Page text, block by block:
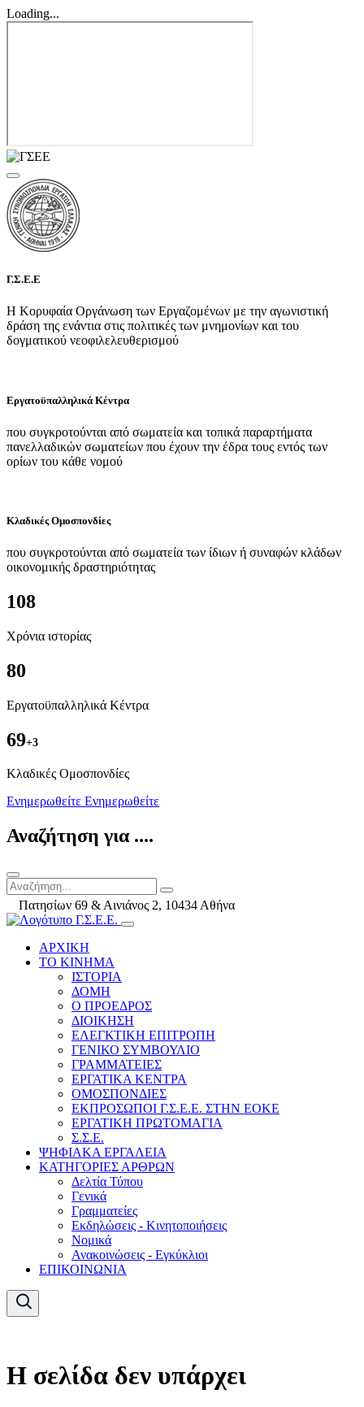
Loading...
Γ.Σ.Ε.Ε
Η Κορυφαία Οργάνωση των Εργαζομένων με την αγωνιστική
δράση της ενάντια στις πολιτικές των μνημονίων και του
δογματικού νεοφιλελευθερισμού
Εργατοϋπαλληλικά Κέντρα
που συγκροτούνται από σωματεία και τοπικά παραρτήματα
πανελλαδικών σωματείων που έχουν την έδρα τους εντός των
ορίων του κάθε νομού
Κλαδικές Ομοσπονδίες
που συγκροτούνται από σωματεία των ίδιων ή συναφών κλάδων
οικονομικής δραστηριότητας
108
Χρόνια ιστορίας
80
Εργατοϋπαλληλικά Κέντρα
69+3
Kλαδικές Ομοσπονδίες
Ενημερωθείτε Ενημερωθείτε
Αναζήτηση για ....
Πατησίων 69 & Αινιάνος 2, 10434 Αθήνα
ΑΡΧΙΚΗ
ΤΟ ΚΙΝΗΜΑ
ΙΣΤΟΡΙΑ
ΔΟΜΗ
Ο ΠΡΟΕΔΡΟΣ
ΔΙΟΙΚΗΣΗ
ΕΛΕΓΚΤΙΚΗ ΕΠΙΤΡΟΠΗ
ΓΕΝΙΚΟ ΣΥΜΒΟΥΛΙΟ
ΓΡΑΜΜΑΤΕΙΕΣ
ΕΡΓΑΤΙΚΑ ΚΕΝΤΡΑ
ΟΜΟΣΠΟΝΔΙΕΣ
ΕΚΠΡΟΣΩΠΟΙ Γ.Σ.Ε.Ε. ΣΤΗΝ ΕΟΚΕ
ΕΡΓΑΤΙΚΗ ΠΡΩΤΟΜΑΓΙΑ
Σ.Σ.Ε.
ΨΗΦΙΑΚΑ ΕΡΓΑΛΕΙΑ
ΚΑΤΗΓΟΡΙΕΣ ΑΡΘΡΩΝ
Δελτία Τύπου
Γενικά
Γραμματείες
Εκδηλώσεις - Κινητοποιήσεις
Νομικά
Ανακοινώσεις - Εγκύκλιοι
ΕΠΙΚΟΙΝΩΝΙΑ
Η σελίδα δεν υπάρχει